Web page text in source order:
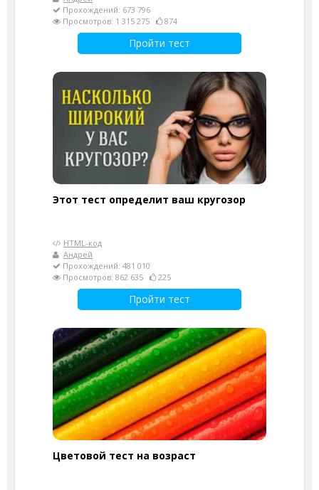
Прохождений: 673 796
Просмотров: 1 315 275
874
Пройти тест
Этот тест определит ваш кругозор
HTML-код
Андрей
Прохождений: 481 010
Просмотров: 862 635
225
Пройти тест
Цветовой тест на возраст